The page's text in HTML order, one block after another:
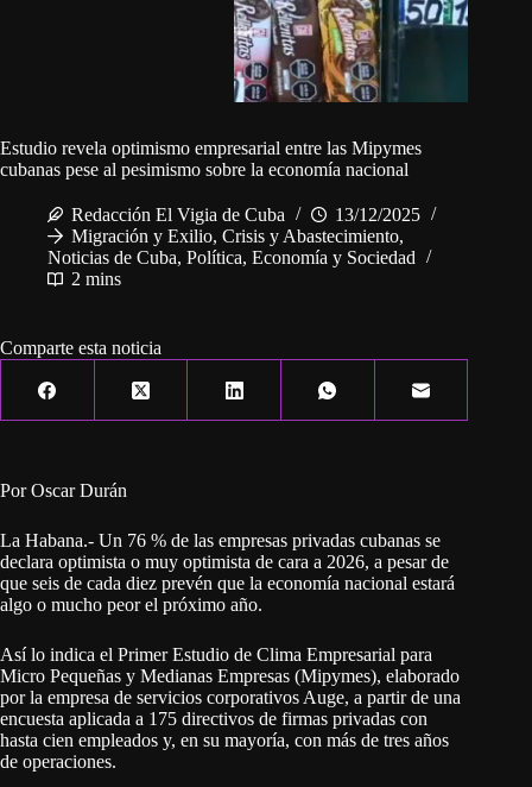
Estudio revela optimismo empresarial entre las Mipymes
cubanas pese al pesimismo sobre la economía nacional
Redacción El Vigia de Cuba
13/12/2025
Migración y Exilio, Crisis y Abastecimiento,
Noticias de Cuba, Política, Economía y Sociedad
2 mins
Comparte esta noticia
Por Oscar Durán
La Habana.- Un 76 % de las empresas privadas cubanas se
declara optimista o muy optimista de cara a 2026, a pesar de
que seis de cada diez prevén que la economía nacional estará
algo o mucho peor el próximo año.
Así lo indica el Primer Estudio de Clima Empresarial para
Micro Pequeñas y Medianas Empresas (Mipymes), elaborado
por la empresa de servicios corporativos Auge, a partir de una
encuesta aplicada a 175 directivos de firmas privadas con
hasta cien empleados y, en su mayoría, con más de tres años
de operaciones.